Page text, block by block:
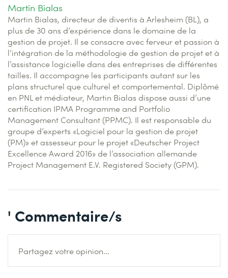
Martin Bialas
Martin Bialas, directeur de diventis à Arlesheim (BL), a
plus de 30 ans d’expérience dans le domaine de la
gestion de projet. Il se consacre avec ferveur et passion à
l’intégration de la méthodologie de gestion de projet et à
l’assistance logicielle dans des entreprises de différentes
tailles. Il accompagne les participants autant sur les
plans structurel que culturel et comportemental. Diplômé
en PNL et médiateur, Martin Bialas dispose aussi d’une
certification IPMA Programme and Portfolio
Management Consultant (PPMC). Il est responsable du
groupe d’experts «Logiciel pour la gestion de projet
(PM)» et assesseur pour le projet «Deutscher Project
Excellence Award 2016» de l’association allemande
Project Management E.V. Registered Society (GPM).
' Commentaire/s
Partagez votre opinion...